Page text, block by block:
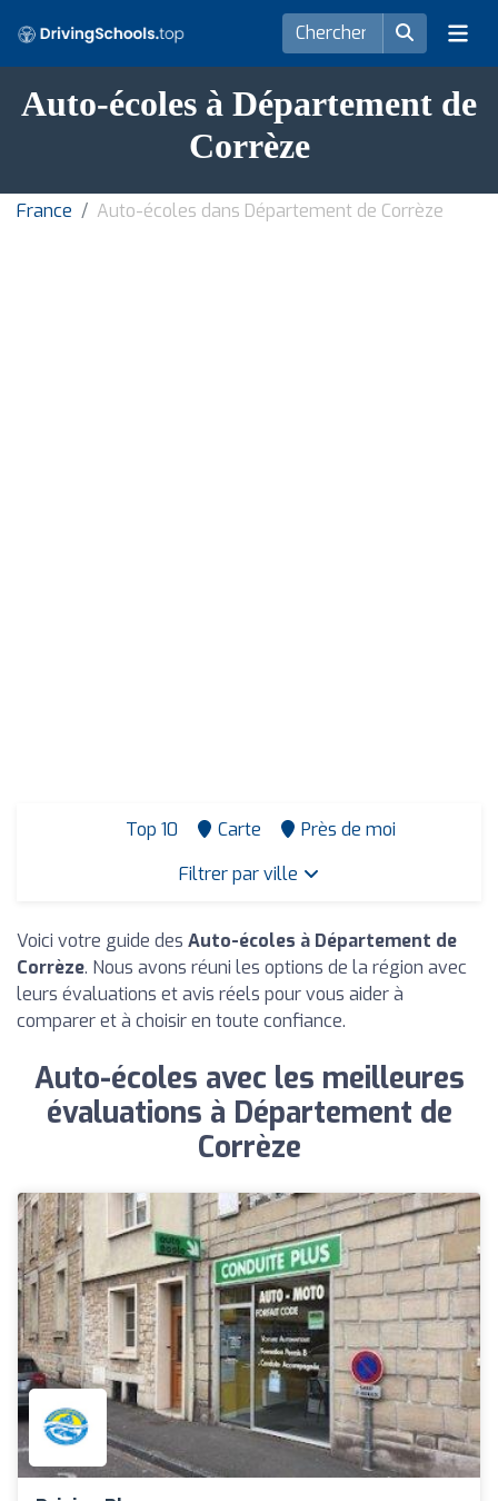
Auto-écoles à Département de
Corrèze
France Auto-écoles dans Département de Corrèze
Top 10 Carte
Près de moi
Filtrer par ville
Voici votre guide des Auto-écoles à Département de
Corrèze. Nous avons réuni les options de la région avec
leurs évaluations et avis réels pour vous aider à
comparer et à choisir en toute confiance.
Auto-écoles avec les meilleures
évaluations à Département de
Corrèze